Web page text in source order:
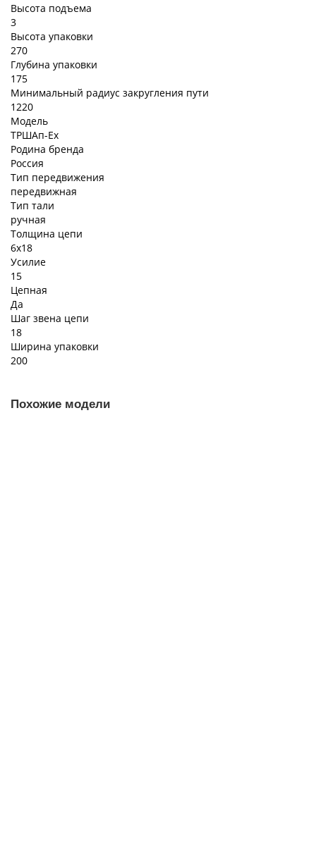
Высота подъема
3
Высота упаковки
270
Глубина упаковки
175
Минимальный радиус закругления пути
1220
Модель
ТРШАп-Ех
Родина бренда
Россия
Тип передвижения
передвижная
Тип тали
ручная
Толщина цепи
6х18
Усилие
15
Цепная
Да
Шаг звена цепи
18
Ширина упаковки
200
Похожие модели